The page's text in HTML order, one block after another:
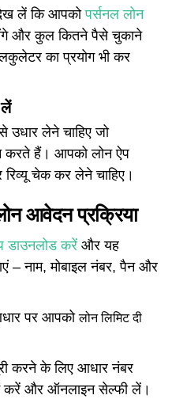
देख लें कि आपकोपर्सनल लोन
और कुल कितने पैसे चुकाने
का प्रयोग भी कर
लें
उधार लेने चाहिए जो
करते हैं। आपको लोन ऐप
चेक कर लेने चाहिए।
आवेदन प्रक्रिया
डाउनलोड करेंऔर यह
– नाम, मोबाइल नंबर, पैन और
पर आपकोलोनलिमिट दी
करने के लिए आधार नंबर
करें और ऑनलाइन सेल्फी लें।